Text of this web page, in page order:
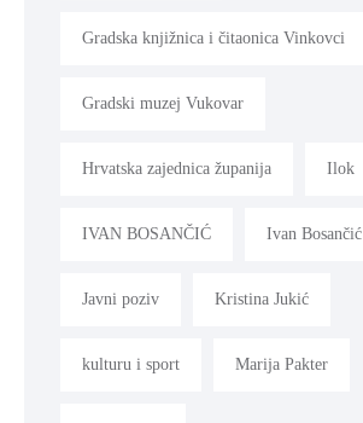
Gradska knjižnica i čitaonica Vinkovci
Gradski muzej Vukovar
Hrvatska zajednica županija Ilok
IVAN BOSANČIĆ Ivan Bosančić
Javni poziv Kristina Jukić
kulturu i sport Marija Pakter